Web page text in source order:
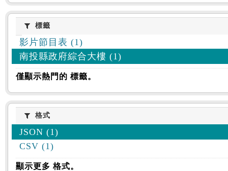
標籤標籤
影片節目表 (1)
南投縣政府綜合大樓 (1)
僅顯示熱門的 標籤。
格式格式
JSON (1)
CSV (1)
顯示更多 格式。